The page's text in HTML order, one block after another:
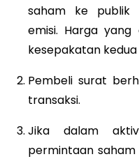
saham ke publik
emisi. Harga
kesepakatan
Pembeli surat
transaksi.
Jika dalam
permintaan